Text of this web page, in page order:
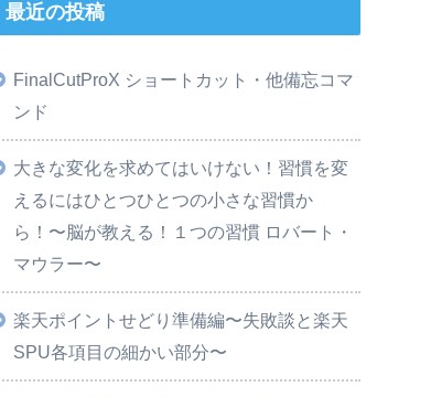
最近の投稿
FinalCutProX ショートカット・他備忘コマ
ンド
大きな変化を求めてはいけない！習慣を変
えるにはひとつひとつの小さな習慣か
ら！〜脳が教える！１つの習慣 ロバート・
マウラー〜
楽天ポイントせどり準備編〜失敗談と楽天
SPU各項目の細かい部分〜